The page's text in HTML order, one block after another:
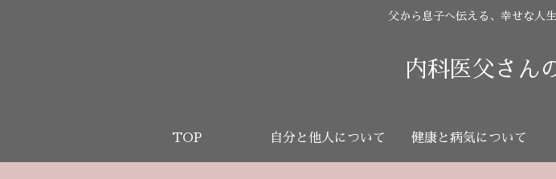
父から息子へ伝える、幸せな人
内科医父さん
TOP 自分と他人について 健康と病気について